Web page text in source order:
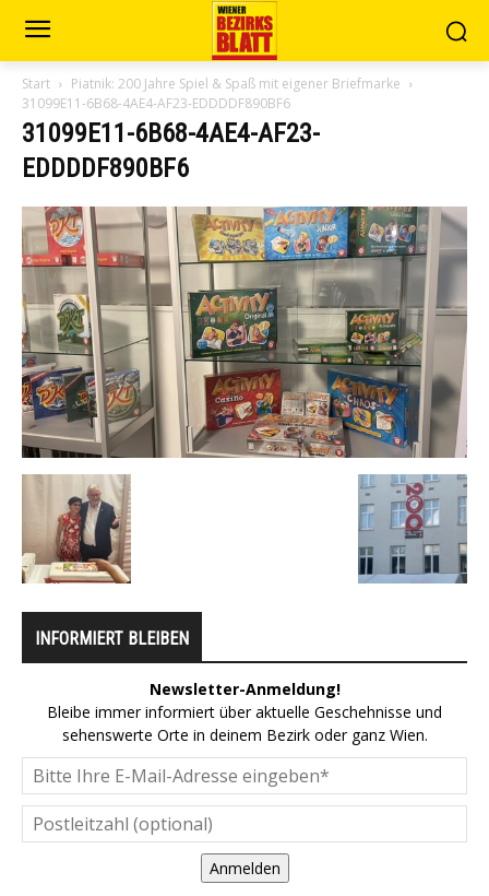
Start
Piatnik: 200 Jahre Spiel & Spaß mit eigener Briefmarke
31099E11-6B68-4AE4-AF23-EDDDDF890BF6
31099E11-6B68-4AE4-AF23-
EDDDDF890BF6
INFORMIERT BLEIBEN
Newsletter-Anmeldung!
Bleibe immer informiert über aktuelle Geschehnisse und
sehenswerte Orte in deinem Bezirk oder ganz Wien.
Anmelden